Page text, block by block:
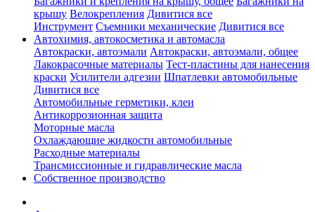
крышу Велокрепления Дивитися все
Инструмент Съемники механические Дивитися все
Автохимия, автокосметика и автомасла
Автокраски, автоэмали Автокраски, автоэмали, общее
Лакокрасочные материалы Тест-пластины для нанесения
краски Усилители адгезии Шпатлевки автомобильные
Дивитися все
Автомобильные герметики, клеи
Антикоррозионная защита
Моторные масла
Охлаждающие жидкости автомобильные
Расходные материалы
Трансмиссионные и гидравлические масла
Собственное производство